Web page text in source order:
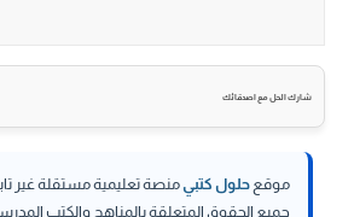
شارك الحل مع اصدقائك
موقع حلول كتبيمنصة تعليمية مستقلة غير
جميع الحقوق المتعلقة بالمناهج والكتب